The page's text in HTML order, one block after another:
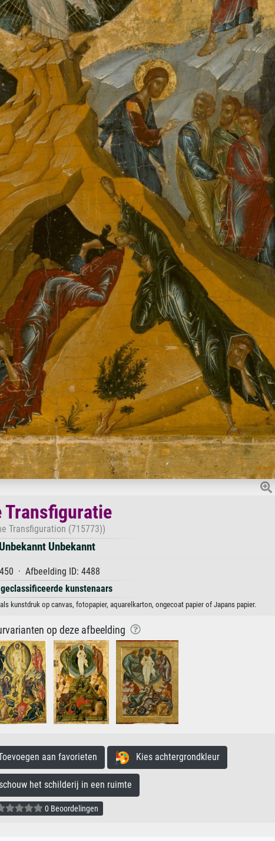
Transfiguratie
Transfiguration (715773))
Unbekannt Unbekannt
· Afbeelding ID: 4488
kunstenaars
kunstdruk op canvas, fotopapier, aquarelkarton, ongecoat papier of Japans papier.
op deze afbeelding
aan favorieten Kies achtergrondkleur
het schilderij in een ruimte
0 Beoordelingen